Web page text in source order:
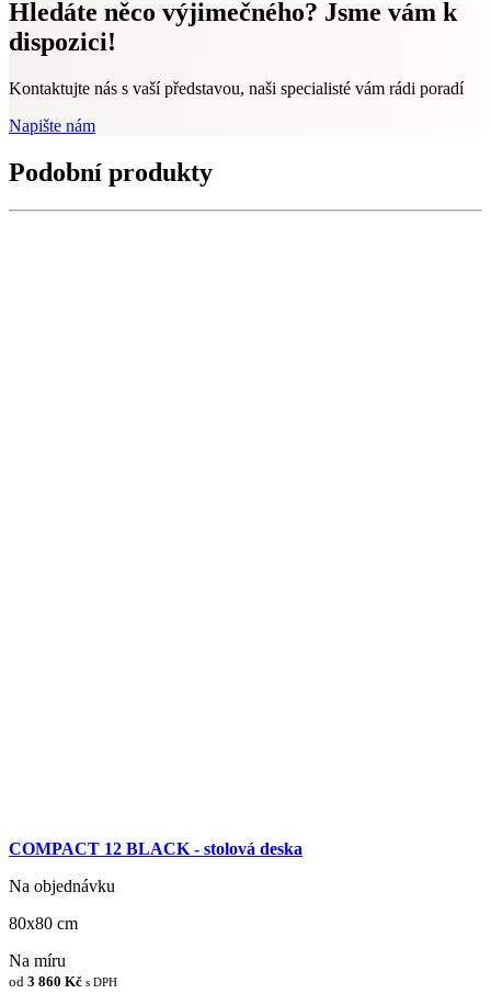
Hledáte něco výjimečného? Jsme vám k
dispozici!
Kontaktujte nás s vaší představou, naši specialisté vám rádi poradí
Napište nám
Podobní produkty
COMPACT 12 BLACK - stolová deska
Na objednávku
80x80 cm
Na míru
od 3 860 Kč s DPH